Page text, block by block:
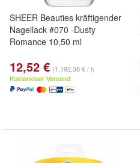
SHEER Beauties kräftigender
Nagellack #070 -Dusty
Romance 10,50 ml
12,52 € (1.192,38 € / l)
Kostenloser Versand